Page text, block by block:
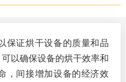
证烘干设备的质量和品
以确保设备的烘干效率和
，间接增加设备的经济效